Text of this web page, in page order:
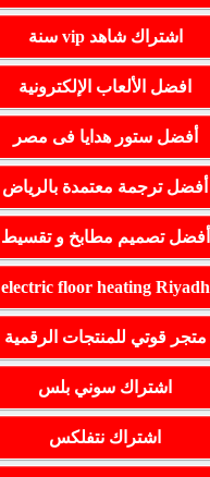
اشتراك شاهد vip سنة
افضل الألعاب الإلكترونية
أفضل ستور هدايا فى مصر
أفضل ترجمة معتمدة بالرياض
أفضل تصميم مطابخ و تقسيط
electric floor heating Riyadh
متجر قوتي للمنتجات الرقمية
اشتراك سوني بلس
اشتراك نتفلكس